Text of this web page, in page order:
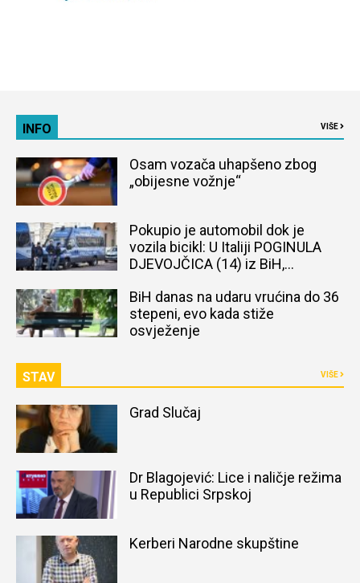
INFO VIŠE
Osam vozača uhapšeno zbog
„obijesne vožnje“
Pokupio je automobil dok je
vozila bicikl: U Italiji POGINULA
DJEVOJČICA (14) iz BiH,
BiH danas na udaru vrućina do 36
stepeni, evo kada stiže
osvježenje
STAV VIŠE
Grad Slučaj
Dr Blagojević: Lice i naličje režima
u Republici Srpskoj
Kerberi Narodne skupštine